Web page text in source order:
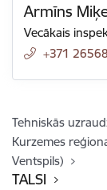
Armīns
Vecākais
+371
Tehniskās
Kurzemes
Ventspils)
TALSI